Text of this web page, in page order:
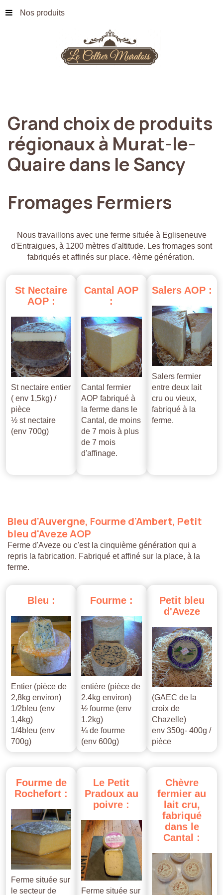
Nos produits
Grand choixde produits
régionauxà Murat-le-
Quairedans leSancy
Fromages Fermiers
Nous travaillons avec une ferme située à Egliseneuve
d'Entraigues, à 1200 mètres d'altitude. Les fromages sont
fabriqués et affinés sur place. 4ème génération.
St Nectaire
AOP :
St nectaire entier
( env 1,5kg) /
pièce
½ st nectaire
(env 700g)
Cantal AOP
:
Cantal fermier
AOP fabriqué à
la ferme dans le
Cantal, de moins
de 7 mois à plus
de 7 mois
d'affinage.
Salers AOP :
Salers fermier
entre deux lait
cru ou vieux,
fabriqué à la
ferme.
Bleu d'Auvergne, Fourmed'Ambert, Petit
bleu d'AvezeAOP
Ferme d'Aveze ou c'est la cinquième génération qui a
repris la fabrication. Fabriqué et affiné sur la place, à la
ferme.
Bleu :
Entier (pièce de
2,8kg environ)
1/2bleu (env
1,4kg)
1/4bleu (env
700g)
Fourme :
entière (pièce de
2.4kg environ)
½ fourme (env
1.2kg)
¼ de fourme
(env 600g)
Petit bleu
d'Aveze
(GAEC de la
croix de
Chazelle)
env 350g- 400g /
pièce
Fourme de
Rochefort :
Ferme située sur
le secteur de
Le Petit
Pradoux au
poivre :
Ferme située sur
Chèvre
fermier au
lait cru,
fabriqué
dans le
Cantal :